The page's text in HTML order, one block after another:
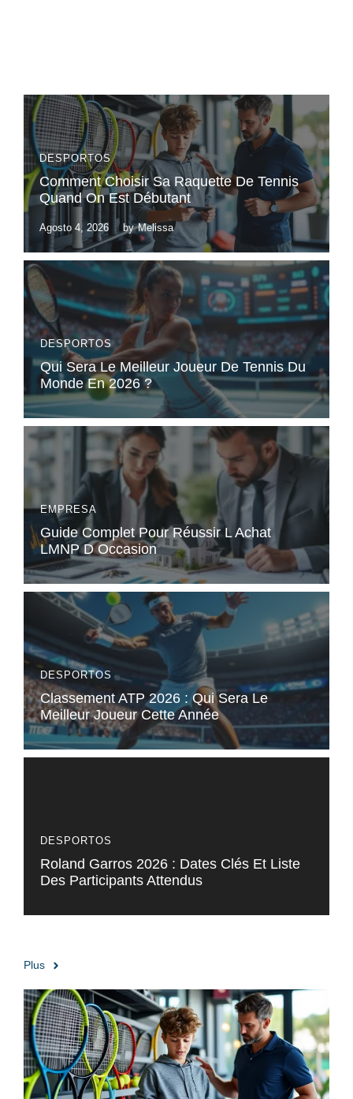
DESPORTOS
Comment Choisir Sa Raquette De Tennis
Quand On Est Débutant
Agosto 4, 2026 by Melissa
DESPORTOS
Qui Sera Le Meilleur Joueur De Tennis Du
Monde En 2026 ?
EMPRESA
Guide Complet Pour Réussir L Achat
LMNP D Occasion
DESPORTOS
Classement ATP 2026 : Qui Sera Le
Meilleur Joueur Cette Année
DESPORTOS
Roland Garros 2026 : Dates Clés Et Liste
Des Participants Attendus
Plus